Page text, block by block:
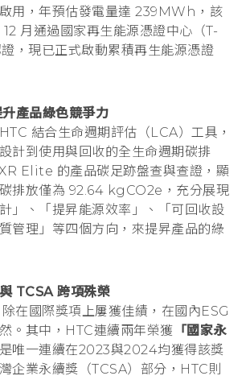
用，年預估發電量達 239MWh，該
月通過國家再生能源憑證中心（T-
，現已正式啟動累積再生能源憑證
產品綠色競爭力
結合生命週期評估（LCA）工具，
計到使用與回收的全生命週期碳排
Elite 的產品碳足跡盤查與查證，顯
排放僅為 92.64 kgCO2e，充分展現
」、「提昇能源效率」、「可回收設
管理」等四個方向，來提昇產品的綠
TCSA 跨項殊榮
在國際獎項上屢獲佳績，在國內ESG
。其中，HTC連續兩年榮獲 「國家永
是唯一連續在2023與2024均獲得該獎
企業永續獎（TCSA）部分，HTC則